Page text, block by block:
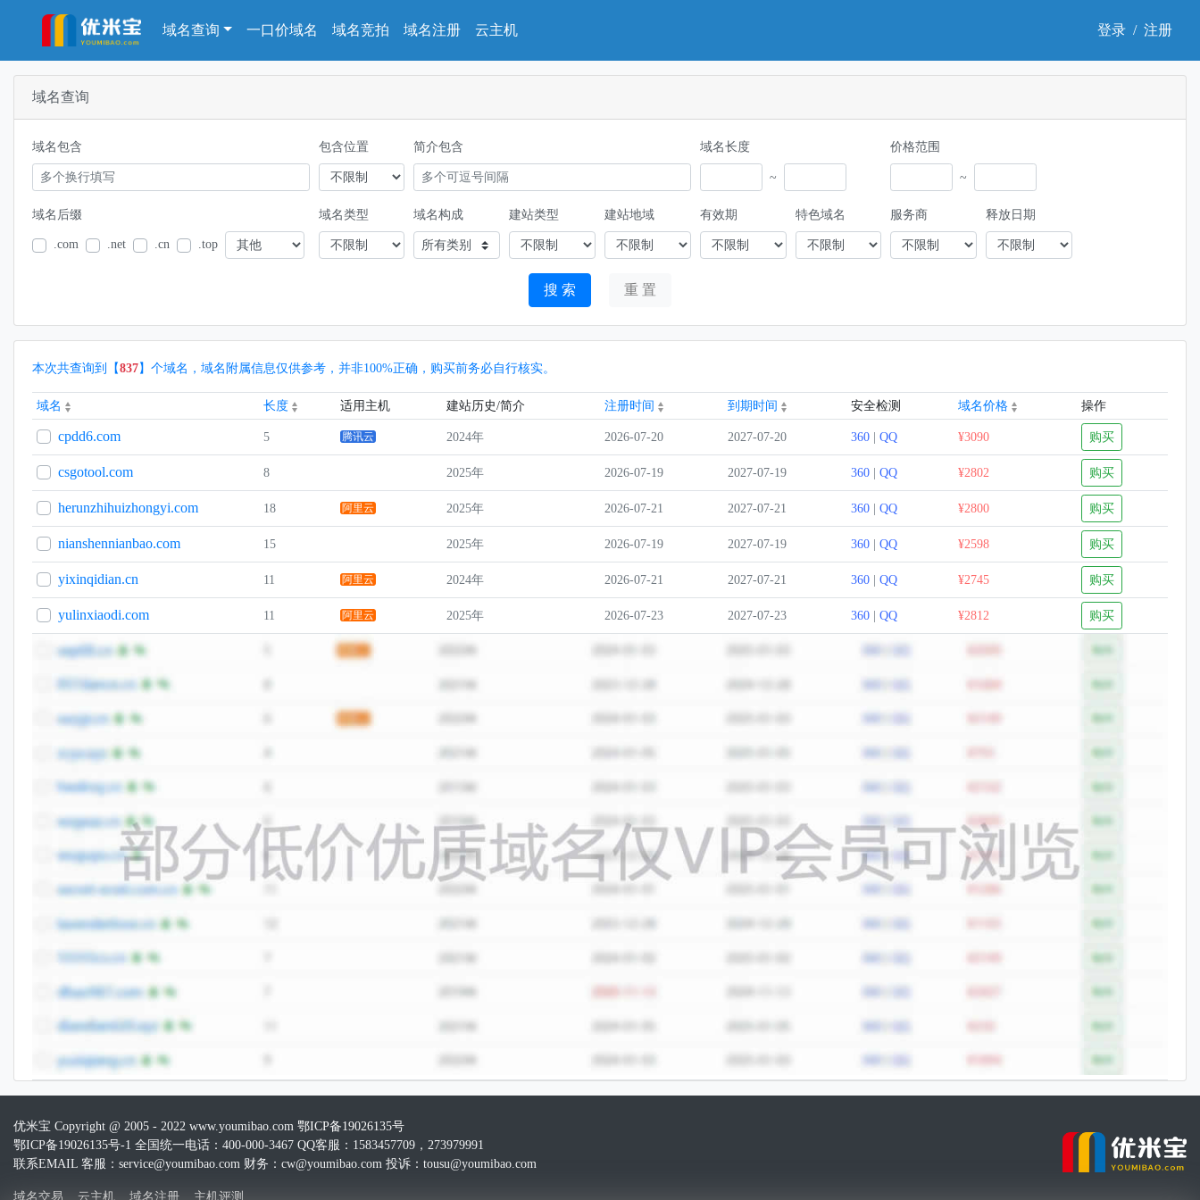
域名查询 一口价域名 域名竞拍 域名注册 云主机 登录 / 注册
域名查询
域名包含 包含位置 简介包含 域名长度
~
价格范围
~
域名后缀
.com .net .cn .top
域名类型 域名构成
所有类别
建站类型 建站地域 有效期 特色域名 服务商 释放日期
搜 索 重 置
本次共查询到【837】个域名，域名附属信息仅供参考，并非100%正确，购买前务必自行核实。
域名 长度 适用主机 建站历史/简介 注册时间 到期时间 安全检测 域名价格 操作
cpdd6.com 5 腾讯云 2024年 2026-07-20 2027-07-20 360| QQ ¥3090 购买
csgotool.com 8 2025年 2026-07-19 2027-07-19 360| QQ ¥2802 购买
herunzhihuizhongyi.com 18 阿里云 2025年 2026-07-21 2027-07-21 360| QQ ¥2800 购买
nianshennianbao.com 15 2025年 2026-07-19 2027-07-19 360| QQ ¥2598 购买
yixinqidian.cn 11 阿里云 2024年 2026-07-21 2027-07-21 360| QQ ¥2745 购买
yulinxiaodi.com 11 阿里云 2025年 2026-07-23 2027-07-23 360| QQ ¥2812 购买
优米宝 Copyright @ 2005 - 2022 www.youmibao.com 鄂ICP备19026135号
鄂ICP备19026135号-1 全国统一电话：400-000-3467 QQ客服：1583457709，273979991
联系EMAIL 客服：service@youmibao.com 财务：cw@youmibao.com 投诉：tousu@youmibao.com
域名交易 云主机 域名注册 主机评测